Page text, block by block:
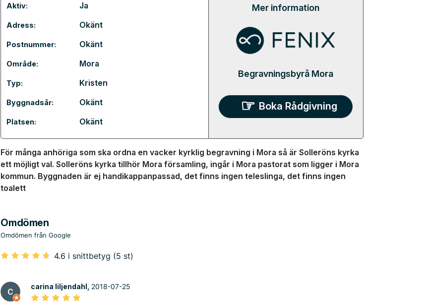
Aktiv: Ja
Adress: Okänt
Postnummer: Okänt
Område: Mora
Typ: Kristen
Byggnadsår: Okänt
Platsen: Okänt
Mer information
Begravningsbyrå Mora
Boka Rådgivning
För många anhöriga som ska ordna en vacker kyrklig begravning i Mora så är Solleröns kyrka
ett möjligt val. Solleröns kyrka tillhör Mora församling, ingår i Mora pastorat som ligger i Mora
kommun. Byggnaden är ej handikappanpassad, det finns ingen teleslinga, det finns ingen
toalett
Omdömen
Omdömen från Google
4.6 i snittbetyg (5 st)
carina liljendahl, 2018-07-25